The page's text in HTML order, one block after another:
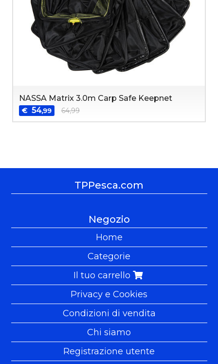
NASSA Matrix 3.0m Carp Safe Keepnet
€ 54,99 64,99
TPPesca.com
Negozio
Home
Categorie
Il tuo carrello
Privacy e Cookies
Condizioni di vendita
Chi siamo
Registrazione utente